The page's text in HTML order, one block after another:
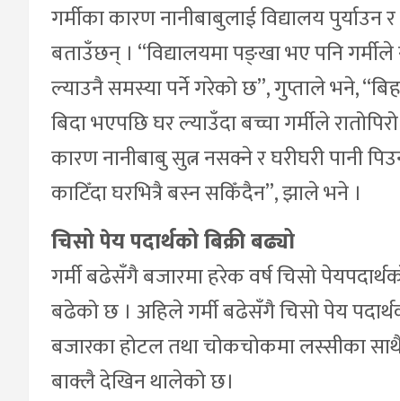
गर्मीका कारण नानीबाबुलाई विद्यालय
बताउँछन् । “विद्यालयमा पङ्खा भए पनि
ल्याउनै समस्या पर्ने गरेको छ”, गुप्ताले भने,
बिदा भएपछि घर ल्याउँदा बच्चा गर्मीले
कारण नानीबाबु सुत्न नसक्ने र घरीघरी पानी
काटिँदा घरभित्रै बस्न सकिँदैन”, झाले भने ।
चिसो पेय पदार्थको बिक्री बढ्यो
गर्मी बढेसँगै बजारमा हरेक वर्ष चिसो
बढेको छ । अहिले गर्मी बढेसँगै चिसो पेय
बजारका होटल तथा चोकचोकमा लस्सीका साथै
बाक्लै देखिन थालेको छ।